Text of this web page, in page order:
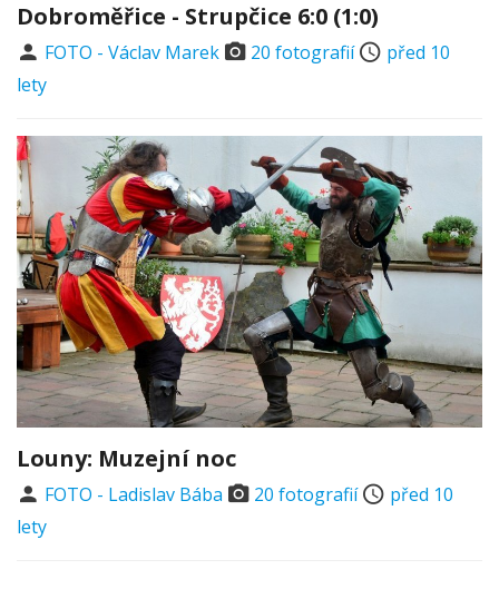
Dobroměřice - Strupčice 6:0 (1:0)
FOTO - Václav Marek 20 fotografií
před 10
lety
Louny: Muzejní noc
FOTO - Ladislav Bába 20 fotografií
před 10
lety